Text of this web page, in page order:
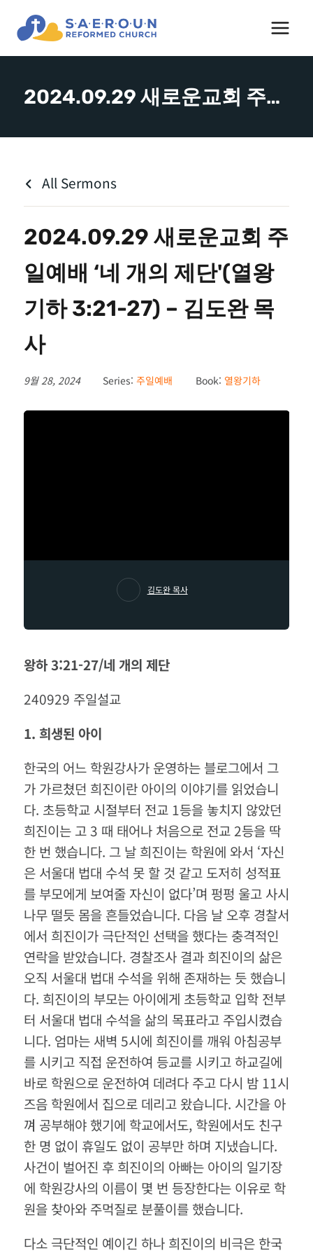
content
2024.09.29 새로운교회 주일예배 ‘네 개의 제단'(열왕기하 3:21-27) – 김도완 목사
All Sermons
2024.09.29 새로운교회 주
일예배 ‘네 개의 제단'(열왕
기하 3:21-27) – 김도완 목
사
9월 28, 2024 Series: 주일예배 Book: 열왕기하
김도완 목사
왕하 3:21-27/네 개의 제단
240929 주일설교
1. 희생된 아이
한국의 어느 학원강사가 운영하는 블로그에서 그
가 가르쳤던 희진이란 아이의 이야기를 읽었습니
다. 초등학교 시절부터 전교 1등을 놓치지 않았던
희진이는 고 3 때 태어나 처음으로 전교 2등을 딱
한 번 했습니다. 그 날 희진이는 학원에 와서 ‘자신
은 서울대 법대 수석 못 할 것 같고 도저히 성적표
를 부모에게 보여줄 자신이 없다’며 펑펑 울고 사시
나무 떨듯 몸을 흔들었습니다. 다음 날 오후 경찰서
에서 희진이가 극단적인 선택을 했다는 충격적인
연락을 받았습니다. 경찰조사 결과 희진이의 삶은
오직 서울대 법대 수석을 위해 존재하는 듯 했습니
다. 희진이의 부모는 아이에게 초등학교 입학 전부
터 서울대 법대 수석을 삶의 목표라고 주입시켰습
니다. 엄마는 새벽 5시에 희진이를 깨워 아침공부
를 시키고 직접 운전하여 등교를 시키고 하교길에
바로 학원으로 운전하여 데려다 주고 다시 밤 11시
즈음 학원에서 집으로 데리고 왔습니다. 시간을 아
껴 공부해야 했기에 학교에서도, 학원에서도 친구
한 명 없이 휴일도 없이 공부만 하며 지냈습니다.
사건이 벌어진 후 희진이의 아빠는 아이의 일기장
에 학원강사의 이름이 몇 번 등장한다는 이유로 학
원을 찾아와 주먹질로 분풀이를 했습니다.
다소 극단적인 예이긴 하나 희진이의 비극은 한국